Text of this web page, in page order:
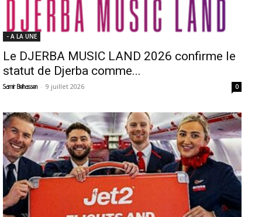
- A LA UNE
Le DJERBA MUSIC LAND 2026 confirme le
statut de Djerba comme...
Samir Belhassen - 9 juillet 2026 0